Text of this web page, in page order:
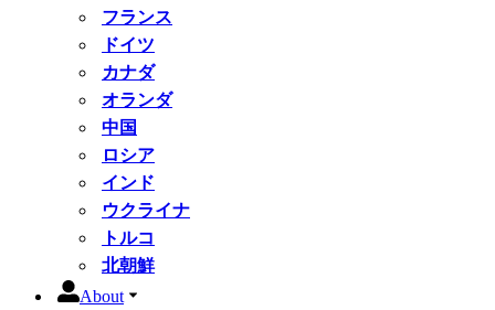
フランス
ドイツ
カナダ
オランダ
中国
ロシア
インド
ウクライナ
トルコ
北朝鮮
About